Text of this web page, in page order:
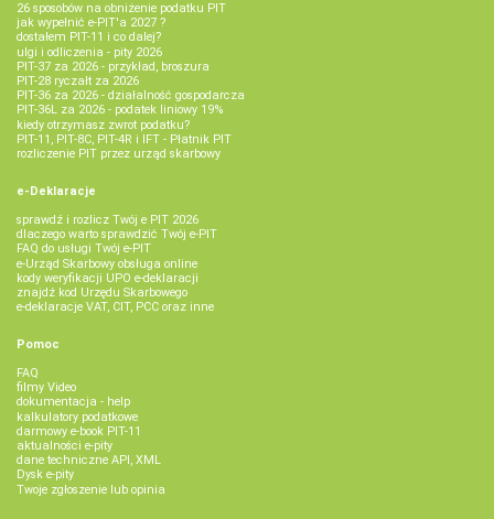
26 sposobów na obniżenie podatku PIT
jak wypełnić e-PIT'a 2027 ?
dostałem PIT-11 i co dalej?
ulgi i odliczenia - pity 2026
PIT-37 za 2026 - przykład, broszura
PIT-28 ryczałt za 2026
PIT-36 za 2026 - działalność gospodarcza
PIT-36L za 2026 - podatek liniowy 19%
kiedy otrzymasz zwrot podatku?
PIT-11, PIT-8C, PIT-4R i IFT - Płatnik PIT
rozliczenie PIT przez urząd skarbowy
e-Deklaracje
sprawdź i rozlicz Twój e PIT 2026
dlaczego warto sprawdzić Twój e-PIT
FAQ do usługi Twój e-PIT
e-Urząd Skarbowy obsługa online
kody weryfikacji UPO e-deklaracji
znajdź kod Urzędu Skarbowego
e-deklaracje VAT, CIT, PCC oraz inne
Pomoc
FAQ
filmy Video
dokumentacja - help
kalkulatory podatkowe
darmowy e-book PIT-11
aktualności e-pity
dane techniczne API, XML
Dysk e-pity
Twoje zgłoszenie lub opinia